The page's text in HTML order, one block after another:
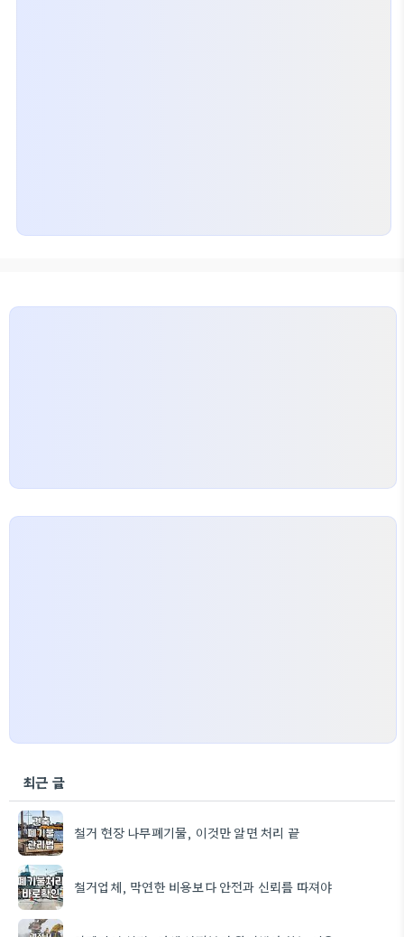
최근 글
철거 현장 나무폐기물, 이것만 알면 처리 끝
철거업체, 막연한 비용보다 안전과 신뢰를 따져야